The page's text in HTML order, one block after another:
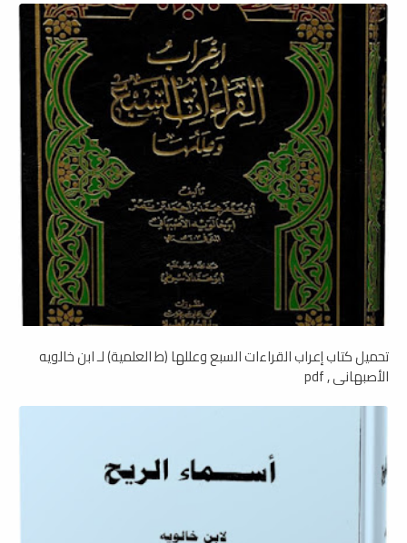
تحميل كتاب إعراب القراءات السبع وعللها (ط العلمية) لـ ابن خالويه
الأصبهاني , pdf